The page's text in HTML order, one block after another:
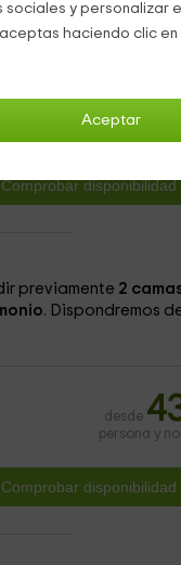
y personalizar
haciendo clic
Aceptar
desde
persona y
previamente 2
. Dispondremos
desde
persona y